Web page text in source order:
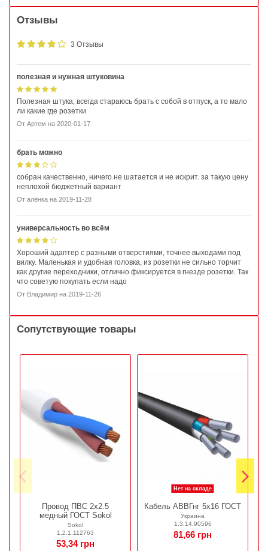
Отзывы
3 Отзывы
полезная и нужная штуковина
Полезная штука, всегда стараюсь брать с собой в отпуск, а то мало
ли какие где розетки
От Артем на 2020-01-17
брать можно
собран качественно, ничего не шатается и не искрит. за такую цену
неплохой бюджетный вариант
От алёнка на 2019-11-28
универсальность во всём
Хороший адаптер с разными отверстиями, точнее выходами под
вилку. Маленькая и удобная головка, из розетки не сильно торчит
как другие переходники, отлично фиксируется в гнезде розетки. Так
что советую покупать если надо
От Владимир на 2019-11-26
Сопутствующие товары
Провод ПВС 2х2.5
медный ГОСТ Sokol
Sokol
1.2.1.112763
53,34 грн
Нет на складе
Кабель АВВГнг 5х16 ГОСТ
Украина
1.3.14.90596
81,66 грн